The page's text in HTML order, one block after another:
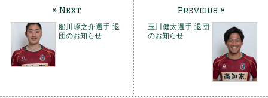
« Next
船川琢之介選手 退
団のお知らせ
Previous »
玉川健太選手 退団
のお知らせ